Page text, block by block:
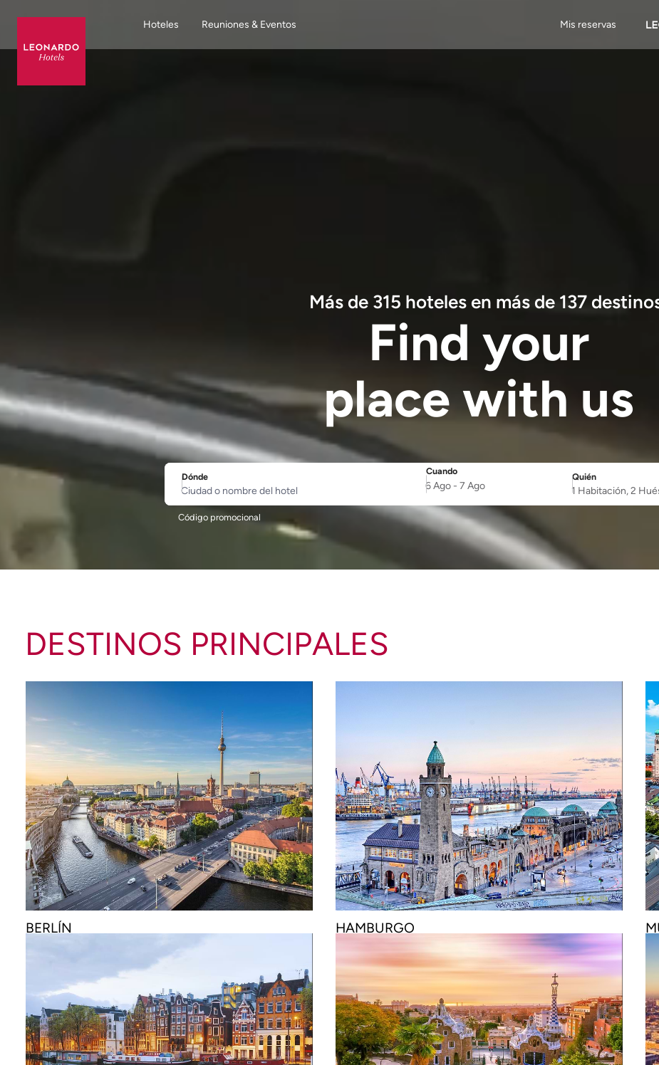
Hoteles Reuniones & Eventos Mis reservas
Más de 315 hoteles en más de 137
Find your
place with us
Dónde
Ciudad o nombre del hotel
Cuando
SelectDate
6 Ago- 7 Ago
Quién
Username
1 Habitación, 2
Código promocional
DESTINOS PRINCIPALES
BERLÍN HAMBURGO
9 HOTELES DESDE €